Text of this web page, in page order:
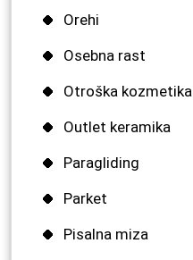
Orehi
Osebna rast
Otroška kozmetika
Outlet keramika
Paragliding
Parket
Pisalna miza